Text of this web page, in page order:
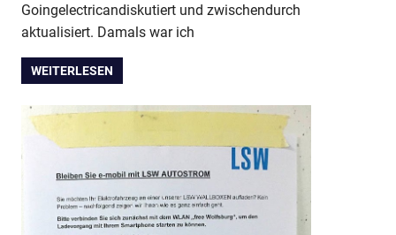
Goingelectricandiskutiert und zwischendurch
aktualisiert. Damals war ich
WEITERLESEN